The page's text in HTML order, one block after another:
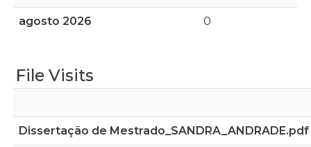
agosto 2026 0
File Visits
Dissertação de Mestrado_SANDRA_ANDRADE.pdf